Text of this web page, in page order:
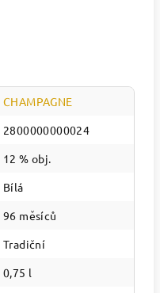
CHAMPAGNE
2800000000024
12 % obj.
Bílá
96 měsíců
Tradiční
0,75 l